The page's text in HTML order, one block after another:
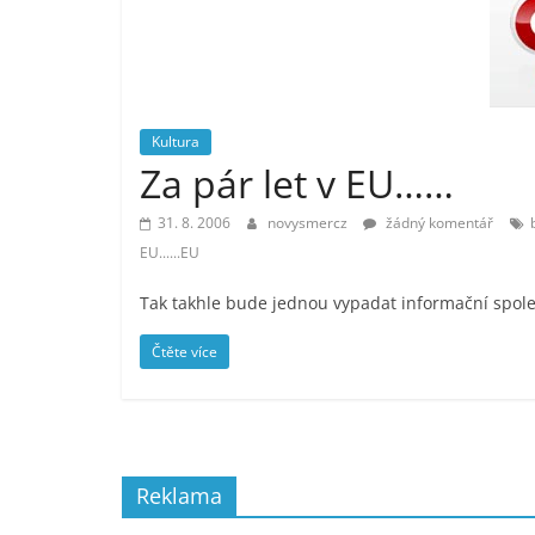
Kultura
Za pár let v EU……
31. 8. 2006 novysmercz žádný komentář
EU......EU
Tak takhle bude jednou vypadat informační
Čtěte více
Reklama